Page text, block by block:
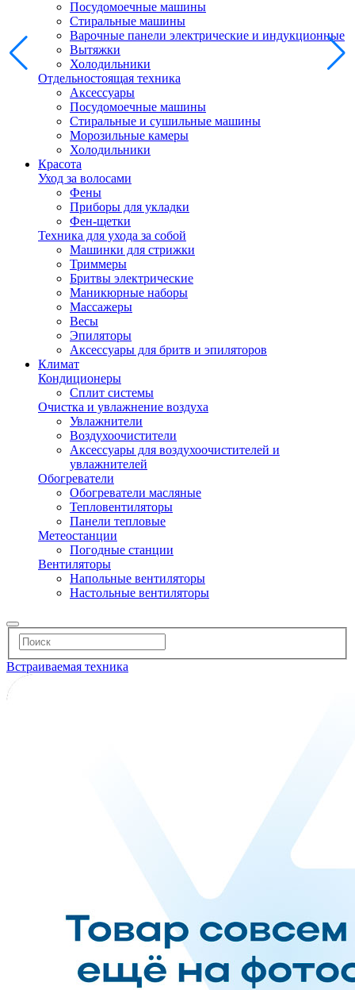
Посудомоечные машины
Стиральные машины
Варочные панели электрические и индукционные
Вытяжки
Холодильники
Отдельностоящая техника
Аксессуары
Посудомоечные машины
Стиральные и сушильные машины
Морозильные камеры
Холодильники
Красота
Уход за волосами
Фены
Приборы для укладки
Фен-щетки
Техника для ухода за собой
Машинки для стрижки
Триммеры
Бритвы электрические
Маникюрные наборы
Массажеры
Весы
Эпиляторы
Аксессуары для бритв и эпиляторов
Климат
Кондиционеры
Сплит системы
Очистка и увлажнение воздуха
Увлажнители
Воздухоочистители
Аксессуары для воздухоочистителей и
увлажнителей
Обогреватели
Обогреватели масляные
Тепловентиляторы
Панели тепловые
Метеостанции
Погодные станции
Вентиляторы
Напольные вентиляторы
Настольные вентиляторы
Встраиваемая техника